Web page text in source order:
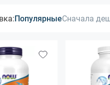
ПопулярныеСначала